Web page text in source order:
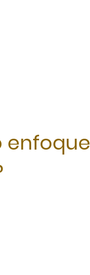
enfoque